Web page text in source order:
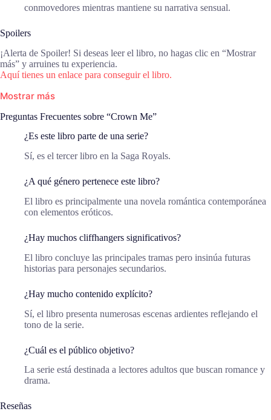
conmovedores mientras mantiene su narrativa sensual.
Spoilers
¡Alerta de Spoiler! Si deseas leer el libro, no hagas clic en “Mostrar
más” y arruines tu experiencia.
Aquí tienes un enlace para conseguir el libro.
Mostrar más
Preguntas Frecuentes sobre “Crown Me”
¿Es este libro parte de una serie?
Sí, es el tercer libro en la Saga Royals.
¿A qué género pertenece este libro?
El libro es principalmente una novela romántica contemporánea
con elementos eróticos.
¿Hay muchos cliffhangers significativos?
El libro concluye las principales tramas pero insinúa futuras
historias para personajes secundarios.
¿Hay mucho contenido explícito?
Sí, el libro presenta numerosas escenas ardientes reflejando el
tono de la serie.
¿Cuál es el público objetivo?
La serie está destinada a lectores adultos que buscan romance y
drama.
Reseñas